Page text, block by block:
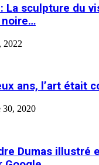
La sculpture du
2022
ans, l’art était
30, 2020
Dumas illustré